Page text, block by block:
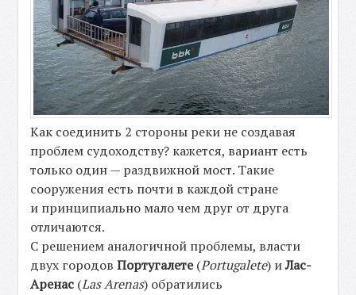
Как соединить 2 стороны реки не создавая
проблем судоходству? кажется, вариант есть
только один — раздвижной мост. Такие
сооружения есть почти в каждой стране
и принципиально мало чем друг от друга
отличаются.
С решением аналогичной проблемы, власти
двух городовПортугалете(Portugalete) иЛас-
Аренас (Las Arenas) обратились